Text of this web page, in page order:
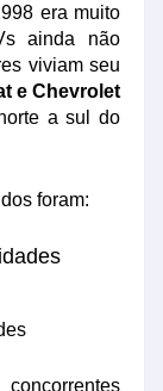
era muito
ainda não
viviam seu
e Chevrolet
a sul do
foram: